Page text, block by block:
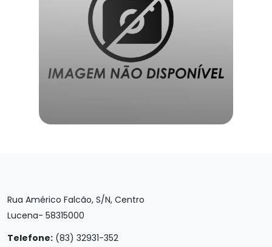
Rua Américo Falcão, S/N, Centro
Lucena- 58315000
Telefone: (83) 32931-352